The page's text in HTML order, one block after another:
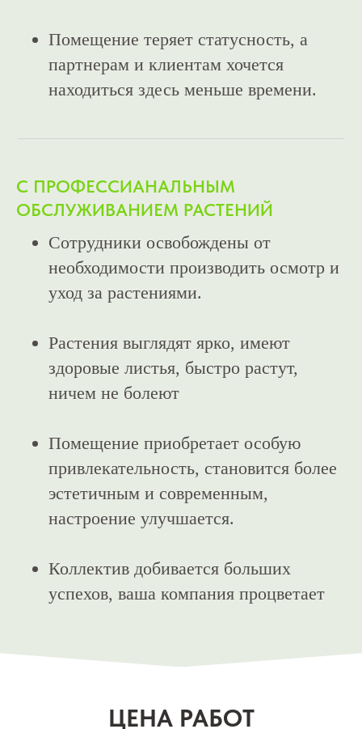
Помещение теряет статусность, а
партнерам и клиентам хочется
находиться здесь меньше времени.
С ПРОФЕССИАНАЛЬНЫМ
ОБСЛУЖИВАНИЕМ РАСТЕНИЙ
Сотрудники освобождены от
необходимости производить осмотр и
уход за растениями.
Растения выглядят ярко, имеют
здоровые листья, быстро растут,
ничем не болеют
Помещение приобретает особую
привлекательность, становится более
эстетичным и современным,
настроение улучшается.
Коллектив добивается больших
успехов, ваша компания процветает
ЦЕНА РАБОТ